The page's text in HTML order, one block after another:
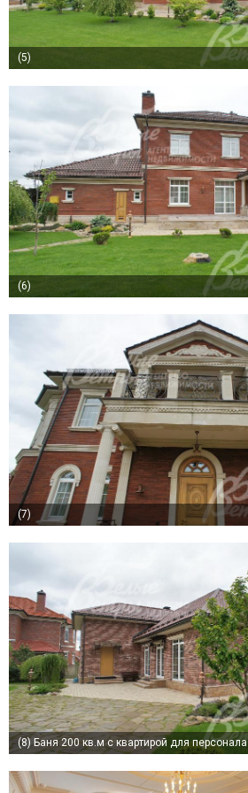
(5)
(6)
(7)
(8)Баня 200 кв.м с квартирой для персонала